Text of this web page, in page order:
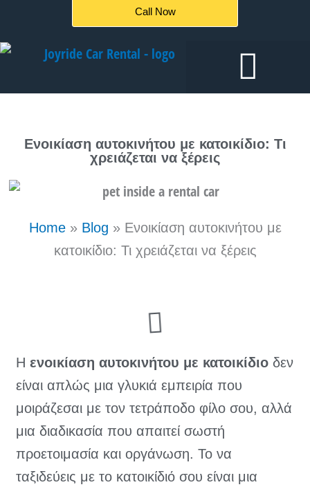
περιεχόμενο
Call Now
Ενοικίαση αυτοκινήτου με κατοικίδιο: Τι
χρειάζεται να ξέρεις
Home» Blog » Ενοικίαση αυτοκινήτου με
κατοικίδιο: Τι χρειάζεται να ξέρεις
Η ενοικίαση αυτοκινήτου με κατοικίδιο δεν
είναι απλώς μια γλυκιά εμπειρία που
μοιράζεσαι με τον τετράποδο φίλο σου, αλλά
μια διαδικασία που απαιτεί σωστή
προετοιμασία και οργάνωση. Το να
ταξιδεύεις με το κατοικίδιό σου είναι μια